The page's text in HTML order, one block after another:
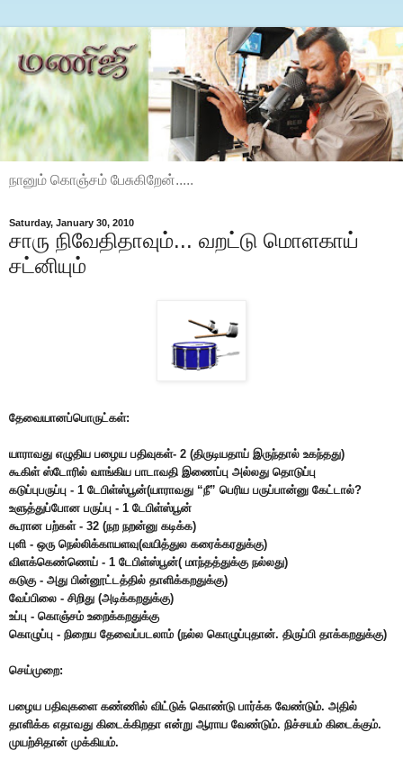
நானும் கொஞ்சம் பேசுகிறேன்.....
Saturday, January 30, 2010
சாரு நிவேதிதாவும்... வறட்டு மொளகாய்
சட்னியும்
தேவையானப்பொருட்கள்:
யாராவது எழுதிய பழைய பதிவுகள்- 2 (திருடியதாய் இருந்தால் உகந்தது)
கூகிள் ஸ்டோரில் வாங்கிய பாடாவதி இணைப்பு அல்லது தொடுப்பு
கடுப்புபருப்பு - 1 டேபிள்ஸ்பூன்(யாராவது “நீ” பெரிய பருப்பான்னு கேட்டால்?
உளுத்துப்போன பருப்பு - 1 டேபிள்ஸ்பூன்
கூரான பற்கள் - 32 (நற நறன்னு கடிக்க)
புளி - ஒரு நெல்லிக்காயளவு(வயித்துல கரைக்கரதுக்கு)
விளக்கெண்ணெய் - 1 டேபிள்ஸ்பூன்( மாந்தத்துக்கு நல்லது)
கடுகு - அது பின்னூட்டத்தில் தாளிக்கறதுக்கு)
வேப்பிலை - சிறிது (அடிக்கறதுக்கு)
உப்பு - கொஞ்சம் உறைக்கறதுக்கு
கொழுப்பு - நிறைய தேவைப்படலாம் (நல்ல கொழுப்புதான். திருப்பி தாக்கறதுக்கு)
செய்முறை:
பழைய பதிவுகளை கண்ணில் விட்டுக் கொண்டு பார்க்க வேண்டும். அதில்
தாளிக்க எதாவது கிடைக்கிறதா என்று ஆராய வேண்டும். நிச்சயம் கிடைக்கும்.
முயற்சிதான் முக்கியம்.